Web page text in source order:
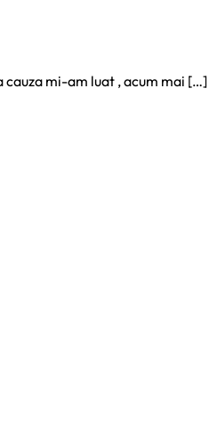
cauza mi-am luat , acum mai […]